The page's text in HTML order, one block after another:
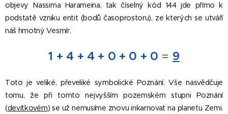
objevy Nassima Harameina, tak číselný kód 144 jde přímo k
podstatě vzniku entit (bodů časoprostoru), ze kterých se utváří
náš hmotný Vesmír.
1 + 4 + 4 + 0 + 0 + 0 = 9
Toto je veliké, převeliké symbolické Poznání. Vše nasvědčuje
tomu, že při tomto nejvyšším pozemském stupni Poznání
(devítkovém) se už nemusíme znovu inkarnovat na planetu Zemi.